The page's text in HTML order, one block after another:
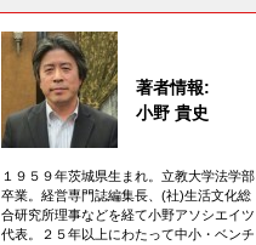
著者情報:
小野 貴史
１９５９年茨城県生まれ。立教大学法学部
卒業。経営専門誌編集長、(社)生活文化総
合研究所理事などを経て小野アソシエイツ
代表。２５年以上にわたって中小・ベンチ